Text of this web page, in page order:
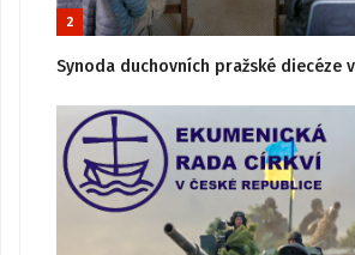
2
Synoda duchovních pražské diecéze